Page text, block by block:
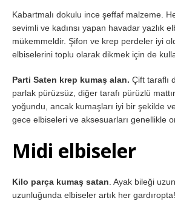
Kabartmalı dokulu ince şeffaf malzeme.
sevimli ve kadınsı yapan havadar yazlık
mükemmeldir. Şifon ve krep perdeler iyi
elbiselerini toplu olarak dikmek için de
Parti Saten krep kumaş alan. Çift taraflı
parlak pürüzsüz, diğer tarafı pürüzlü
yoğundu, ancak kumaşları iyi bir şekilde
gece elbiseleri ve aksesuarları genellikle
Midi elbiseler
Kilo parça kumaş satan. Ayak bileği
uzunluğunda elbiseler artık her